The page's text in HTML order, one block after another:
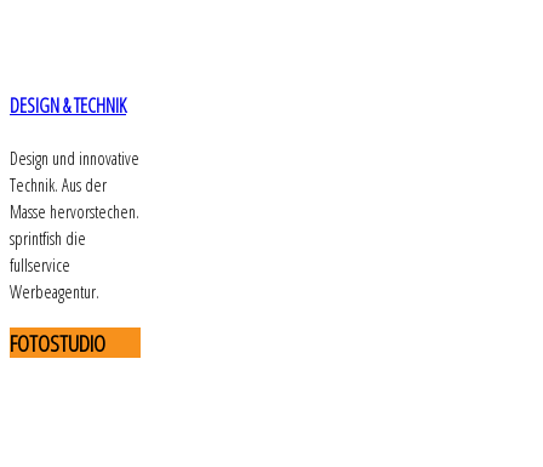
DESIGN & TECHNIK
Design und innovative
Technik. Aus der
Masse hervorstechen.
sprintfish die
fullservice
Werbeagentur.
FOTOSTUDIO